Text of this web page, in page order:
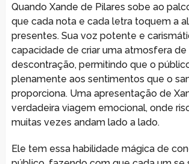
Quando Xande de Pilares sobe ao
que cada nota e cada letra toquem a
presentes. Sua voz potente e
capacidade de criar uma atmosfera de
descontração, permitindo que o
plenamente aos sentimentos que o
proporciona. Uma apresentação de
verdadeira viagem emocional, onde
muitas vezes andam lado a lado.
Ele tem essa habilidade mágica de